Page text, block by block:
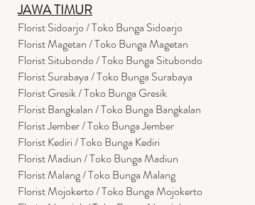
JAWA TIMUR
Florist Sidoarjo / Toko Bunga Sidoarjo
Florist Magetan / Toko Bunga Magetan
Florist Situbondo / Toko Bunga Situbondo
Florist Surabaya / Toko Bunga Surabaya
Florist Gresik / Toko Bunga Gresik
FloristBangkalan / Toko Bunga Bangkalan
Florist Jember / Toko Bunga Jember
Florist Kediri / Toko Bunga Kediri
Florist Madiun / Toko Bunga Madiun
Florist Malang / Toko Bunga Malang
Florist Mojokerto / Toko Bunga Mojokerto